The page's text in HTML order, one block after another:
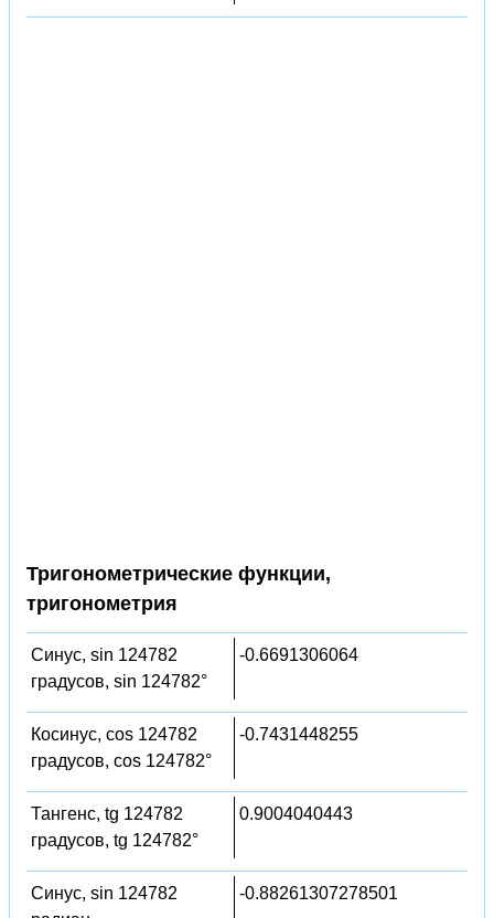
Тригонометрические функции,
тригонометрия
Синус, sin 124782
градусов, sin 124782°
-0.6691306064
Косинус, cos 124782
градусов, cos 124782°
-0.7431448255
Тангенс, tg 124782
градусов, tg 124782°
0.9004040443
Синус, sin 124782
-0.88261307278501